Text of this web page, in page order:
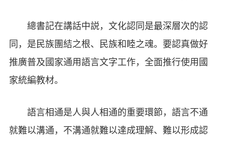
總書記在講話中説，文化認同是最深層次的認
同，是民族團結之根、民族和睦之魂。要認真做好
推廣普及國家通用語言文字工作，全面推行使用國
家統編教材。
語言相通是人與人相通的重要環節，語言不通
就難以溝通，不溝通就難以達成理解、難以形成認